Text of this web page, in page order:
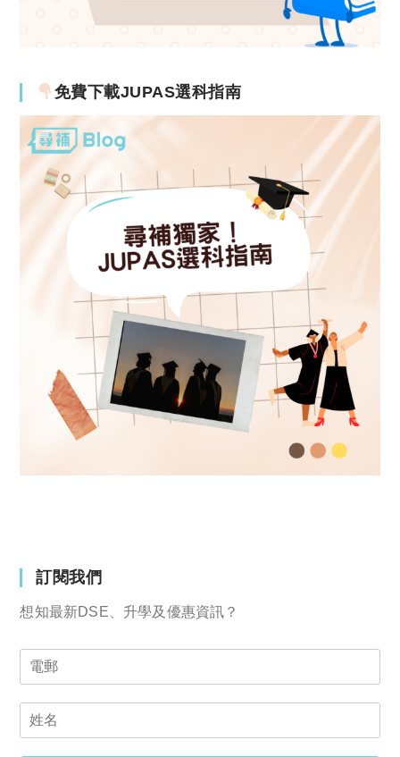
免費下載JUPAS選科指南
訂閱我們
想知最新DSE、升學及優惠資訊？